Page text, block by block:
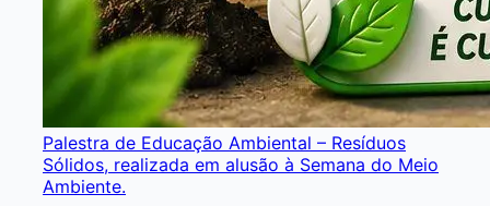
Palestra de Educação Ambiental – Resíduos
Sólidos, realizada em alusão à Semana do Meio
Ambiente.